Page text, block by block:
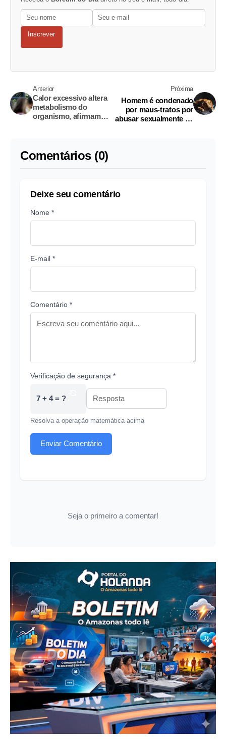
Inscrever
Anterior
Calor excessivo altera
metabolismo do
organismo, afirmam
Próxima
Homem é condenado
por maus-tratos por
abusar sexualmente de
Comentários (0)
Deixe seu comentário
Nome *
E-mail *
Comentário *
Verificação de segurança *
7 + 4 = ?
Resolva a operação matemática acima
Enviar Comentário
Seja o primeiro a comentar!